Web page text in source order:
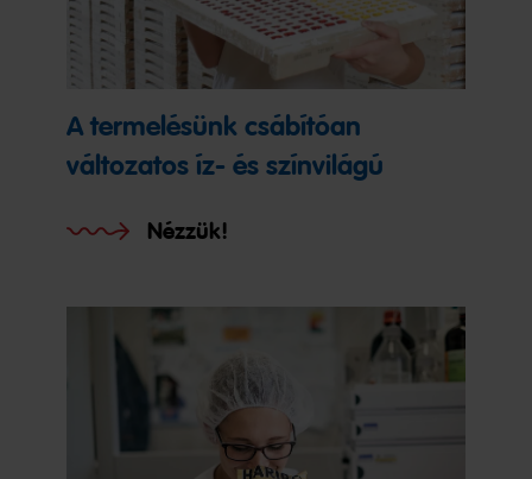
A termelésünk csábítóan
változatos íz- és színvilágú
Nézzük!